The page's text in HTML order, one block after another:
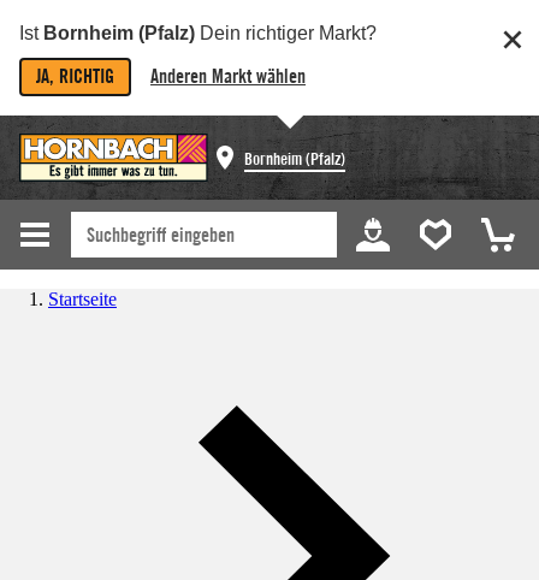
Ist Bornheim (Pfalz) Dein richtiger Markt?
JA, RICHTIG Anderen Markt wählen
Bornheim (Pfalz)
Startseite